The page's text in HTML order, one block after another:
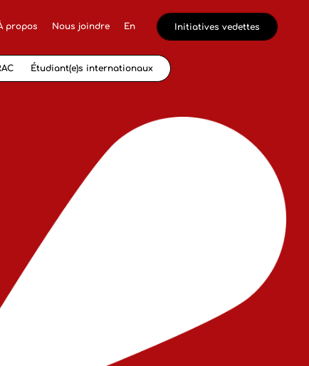
propos Nous joindre En Initiatives vedettes
Étudiant(e)s internationaux